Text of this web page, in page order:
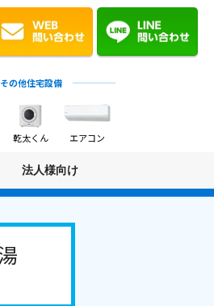
その他住宅設備
乾太くん エアコン
法人様向け